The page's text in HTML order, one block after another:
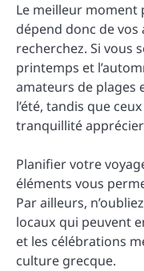
Le meilleur moment
dépend donc de vos
recherchez. Si vous
printemps et
amateurs de plages
l’été, tandis que
tranquillité
Planifier votre
éléments vous
Par ailleurs,
locaux qui peuvent
et les célébrations
culture grecque.